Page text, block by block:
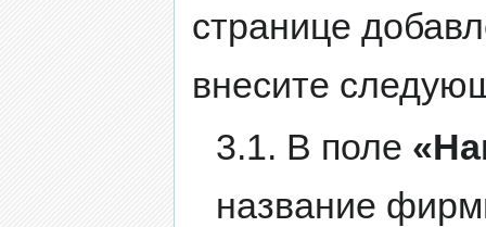
странице
внесите
3.1. В поле
название